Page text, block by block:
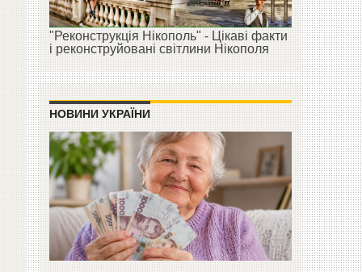
"Реконструкція Нікополь" - Цікаві факти
і реконструйовані світлини Нікополя
НОВИНИ УКРАЇНИ